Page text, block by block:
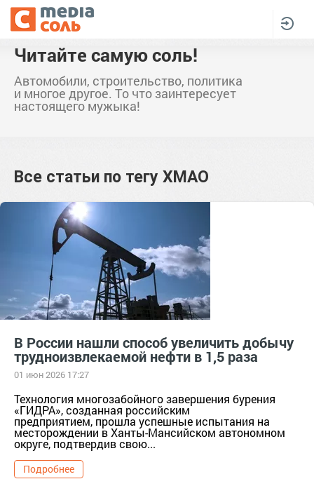
Читайте самую соль!
Автомобили, строительство, политика
и многое другое. То что заинтересует
настоящего мужыка!
Все статьи по тегу ХМАО
В России нашли способ увеличить добычу
трудноизвлекаемой нефти в 1,5 раза
01 июн 2026 17:27
Технология многозабойного завершения бурения
«ГИДРА», созданная российским
предприятием, прошла успешные испытания на
месторождении в Ханты-Мансийском автономном
округе, подтвердив свою...
Подробнее